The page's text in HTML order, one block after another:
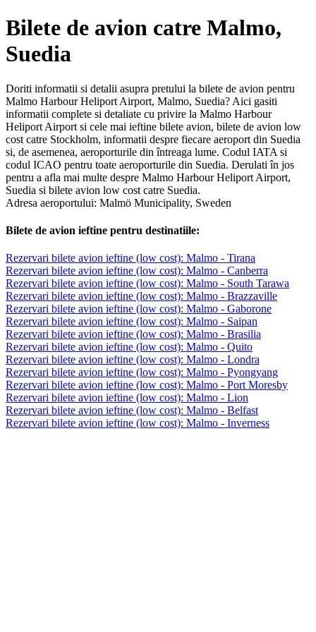
Bilete de avion catre Malmo,
Suedia
Doriti informatii si detalii asupra pretului la bilete de avion pentru
Malmo Harbour Heliport Airport, Malmo, Suedia? Aici gasiti
informatii complete si detaliate cu privire la Malmo Harbour
Heliport Airport si cele mai ieftine bilete avion, bilete de avion low
cost catre Stockholm, informatii despre fiecare aeroport din Suedia
si, de asemenea, aeroporturile din întreaga lume. Codul IATA si
codul ICAO pentru toate aeroporturile din Suedia. Derulati în jos
pentru a afla mai multe despre Malmo Harbour Heliport Airport,
Suedia si bilete avion low cost catre Suedia.
Adresa aeroportului: Malmö Municipality, Sweden
Bilete de avion ieftine pentru destinatiile:
Rezervari bilete avion ieftine (low cost): Malmo - Tirana
Rezervari bilete avion ieftine (low cost): Malmo - Canberra
Rezervari bilete avion ieftine (low cost): Malmo - South Tarawa
Rezervari bilete avion ieftine (low cost): Malmo - Brazzaville
Rezervari bilete avion ieftine (low cost): Malmo - Gaborone
Rezervari bilete avion ieftine (low cost): Malmo - Saipan
Rezervari bilete avion ieftine (low cost): Malmo - Brasilia
Rezervari bilete avion ieftine (low cost): Malmo - Quito
Rezervari bilete avion ieftine (low cost): Malmo - Londra
Rezervari bilete avion ieftine (low cost): Malmo - Pyongyang
Rezervari bilete avion ieftine (low cost): Malmo - Port Moresby
Rezervari bilete avion ieftine (low cost): Malmo - Lion
Rezervari bilete avion ieftine (low cost): Malmo - Belfast
Rezervari bilete avion ieftine (low cost): Malmo - Inverness